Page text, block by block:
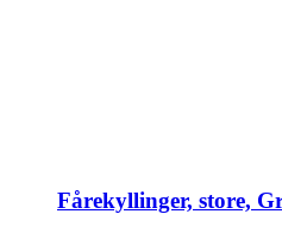
Fårekyllinger, store,